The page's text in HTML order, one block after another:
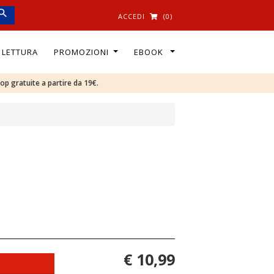
ACCEDI (0)
PROMOZIONI EBOOK
gratuite a partire da 19€.
€ 10,99